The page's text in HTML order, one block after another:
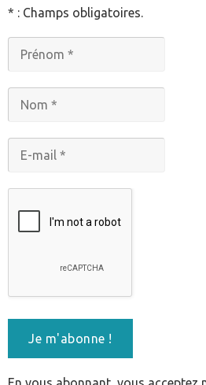
* : Champs obligatoires.